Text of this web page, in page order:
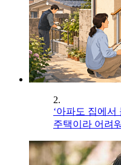
2.
‘아파도 집에
주택이라 어려워